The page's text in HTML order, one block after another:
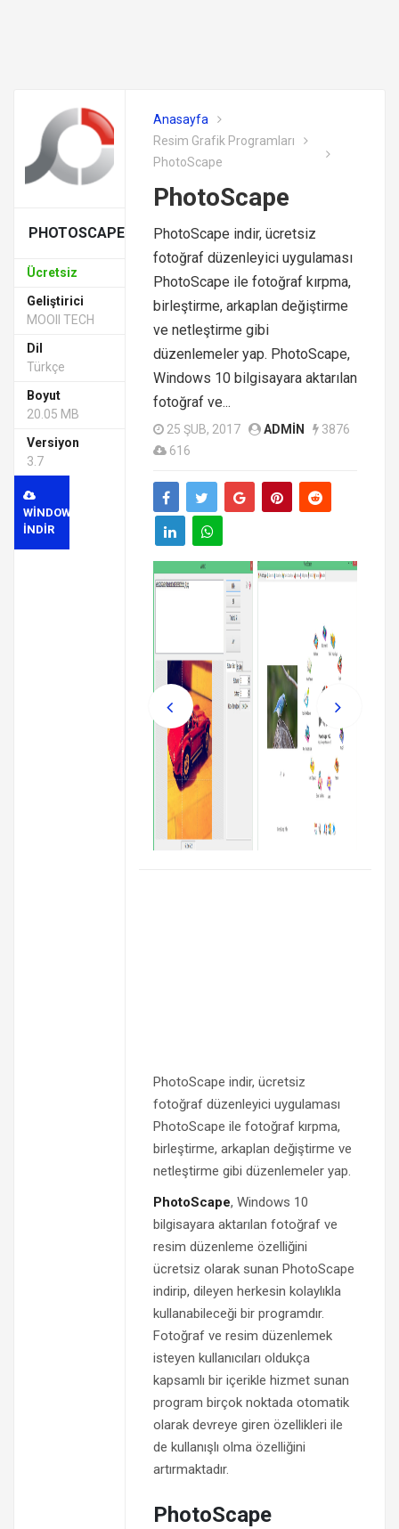
PHOTOSCAPE
Ücretsiz
Geliştirici
MOOII TECH
Dil
Türkçe
Boyut
20.05 MB
Versiyon
3.7
WINDOWS
INDIR
Anasayfa
Resim Grafik Programları
PhotoScape
PhotoScape
PhotoScape indir, ücretsiz
fotoğraf düzenleyici uygulaması
PhotoScape ile fotoğraf kırpma,
birleştirme, arkaplan değiştirme
ve netleştirme gibi
düzenlemeler yap. PhotoScape,
Windows 10 bilgisayara aktarılan
fotoğraf ve...
25 ŞUB, 2017 ADMIN
3876
616
PhotoScape indir, ücretsiz
fotoğraf düzenleyici uygulaması
PhotoScape ile fotoğraf kırpma,
birleştirme, arkaplan değiştirme ve
netleştirme gibi düzenlemeler yap.
PhotoScape, Windows 10
bilgisayara aktarılan fotoğraf ve
resim düzenleme özelliğini
ücretsiz olarak sunan PhotoScape
indirip, dileyen herkesin kolaylıkla
kullanabileceği bir programdır.
Fotoğraf ve resim düzenlemek
isteyen kullanıcıları oldukça
kapsamlı bir içerikle hizmet sunan
program birçok noktada otomatik
olarak devreye giren özellikleri ile
de kullanışlı olma özelliğini
artırmaktadır.
PhotoScape